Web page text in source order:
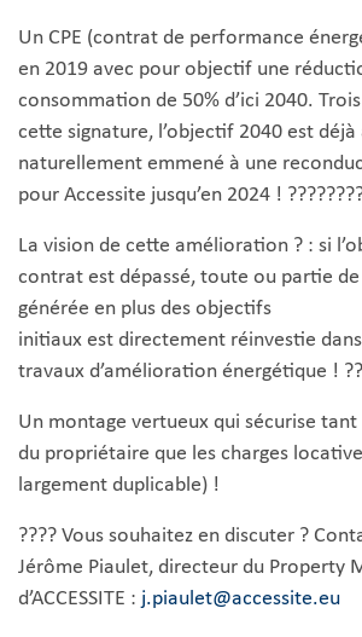
Un CPE (contrat de performance
en 2019 avec pour objectif une
consommation de 50% d’ici 2040.
cette signature, l’objectif 2040 est
naturellement emmené à une
pour Accessite jusqu’en 2024 !
La vision de cette amélioration ? : si
contrat est dépassé, toute ou partie de
générée en plus des objectifs
initiaux est directement réinvestie
travaux d’amélioration énergétique !
Un montage vertueux qui sécurise tant
du propriétaire que les charges
largement duplicable) !
???? Vous souhaitez en discuter ?
Jérôme Piaulet, directeur du Property
d’ACCESSITE : j.piaulet@accessite.eu